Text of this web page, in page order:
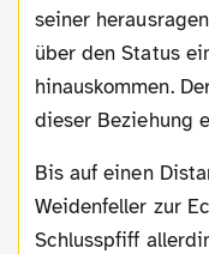
seiner
über den Status
hinauskommen.
dieser Beziehung
Bis auf einen Distanzschuss von Salihovic, den
Weidenfeller zur
Schlusspfiff